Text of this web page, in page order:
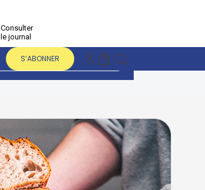
Consulter
le journal
S’ABONNER